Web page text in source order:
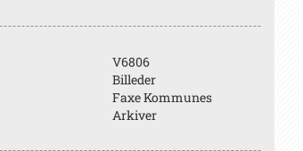
V6806
Billeder
Faxe Kommunes
Arkiver